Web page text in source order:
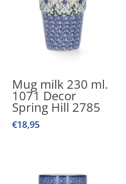
Toevoegen Aan
Winkelwagen
Mug milk 230 ml.
1071 Decor
Spring Hill 2785
€18,95